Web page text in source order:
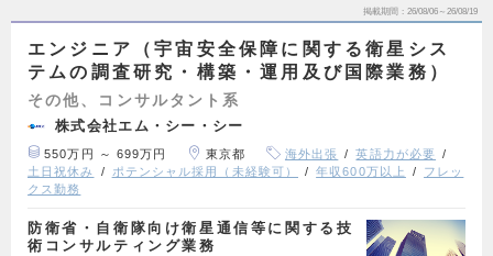
掲載期間 26/08/06～26/08/19
エンジニア（宇宙安全保障に関する衛星シス
テムの調査研究・構築・運用及び国際業務）
その他、コンサルタント系
株式会社エム・シー・シー
550万円 ～ 699万円 東京都 海外出張
英語力が必要
土日祝休み
ポテンシャル採用（未経験可） 年収600万以上
フレッ
クス勤務
防衛省・自衛隊向け衛星通信等に関する技
術コンサルティング業務